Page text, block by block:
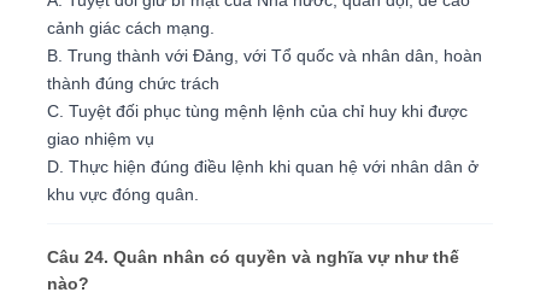
cảnh giác cách mạng.
B. Trung thành với Ðảng, với Tổ quốc và nhân dân, hoàn
thành đúng chức trách
C. Tuyệt đối phục tùng mệnh lệnh của chỉ huy khi được
giao nhiệm vụ
D. Thực hiện đúng điều lệnh khi quan hệ với nhân dân ở
khu vực đóng quân.
Câu 24. Quân nhân có quyền và nghĩa vự như thế
nào?